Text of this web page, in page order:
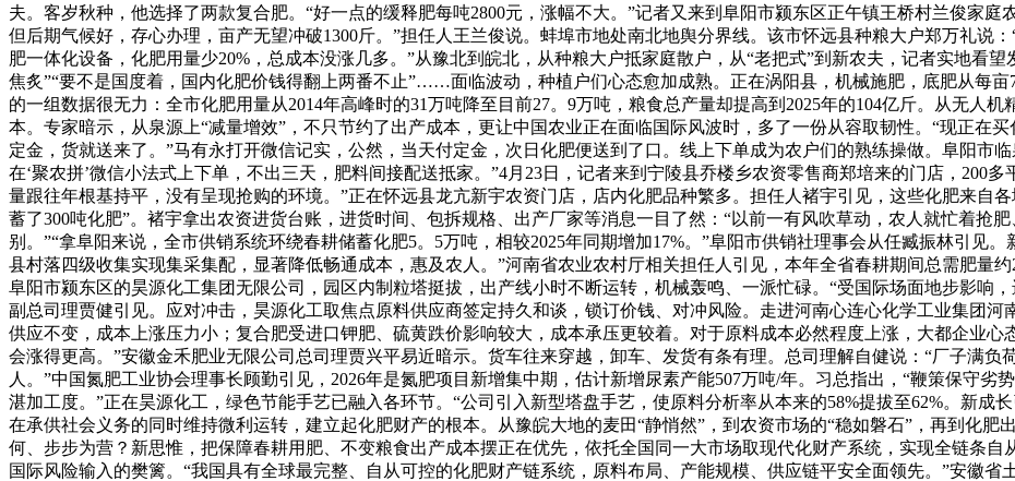
夫。客岁秋种，他选择了两款复合肥。“好一点的缓释肥每吨2800元，涨幅不大。”记者又来到阜阳市颍东区正午镇王桥村兰俊家庭
但后期气候好，存心办理，亩产无望冲破1300斤。”担任人王兰俊说。蚌埠市地处南北地舆分界线。该市怀远县种粮大户郑万礼说
肥一体化设备，化肥用量少20%，总成本没涨几多。”从豫北到皖北，从种粮大户抵家庭散户，从“老把式”到新农夫，记者实地看
焦炙”“要不是国度着，国内化肥价钱得翻上两番不止”……面临波动，种植户们心态愈加成熟。正在涡阳县，机械施肥，底肥从每
的一组数据很无力：全市化肥用量从2014年高峰时的31万吨降至目前27。9万吨，粮食总产量却提高到2025年的104亿斤。从无人
本。专家暗示，从泉源上“减量增效”，不只节约了出产成本，更让中国农业正在面临国际风波时，多了一份从容取韧性。“现正在
定金，货就送来了。”马有永打开微信记实，公然，当天付定金，次日化肥便送到了口。线上下单成为农户们的熟练操做。阜阳市
在‘聚农拼’微信小法式上下单，不出三天，肥料间接配送抵家。”4月23日，记者来到宁陵县乔楼乡农资零售商郑培来的门店，200
量跟往年根基持平，没有呈现抢购的环境。”正在怀远县龙亢新宇农资门店，店内化肥品种繁多。担任人褚宇引见，这些化肥来自
蓄了300吨化肥”。褚宇拿出农资进货台账，进货时间、包拆规格、出产厂家等消息一目了然：“以前一有风吹草动，农人就忙着抢
别。”“拿阜阳来说，全市供销系统环绕春耕储蓄化肥5。5万吨，相较2025年同期增加17%。”阜阳市供销社理事会从任臧振林引见
县村落四级收集实现集采集配，显著降低畅通成本，惠及农人。”河南省农业农村厅相关担任人引见，本年全省春耕期间总需肥量
阜阳市颍东区的昊源化工集团无限公司，园区内制粒塔挺拔，出产线小时不断运转，机械轰鸣、一派忙碌。“受国际场面地步影响
副总司理贾健引见。应对冲击，昊源化工取焦点原料供应商签定持久和谈，锁订价钱、对冲风险。走进河南心连心化学工业集团
供应不变，成本上涨压力小；复合肥受进口钾肥、硫黄跌价影响较大，成本承压更较着。对于原料成本必然程度上涨，大都企业
会涨得更高。”安徽金禾肥业无限公司总司理贾兴平易近暗示。货车往来穿越，卸车、发货有条有理。总司理解自健说：“厂子满
人。”中国氮肥工业协会理事长顾勤引见，2026年是氮肥项目新增集中期，估计新增尿素产能507万吨/年。习总指出，“鞭策保守
湛加工度。”正在昊源化工，绿色节能手艺已融入各环节。“公司引入新型塔盘手艺，使原料分析率从本来的58%提拔至62%。新成
在承供社会义务的同时维持微利运转，建立起化肥财产的根本。从豫皖大地的麦田“静悄然”，到农资市场的“稳如磐石”，再到化肥
何、步步为营？新思惟，把保障春耕用肥、不变粮食出产成本摆正在优先，依托全国同一大市场取现代化财产系统，实现全链条
国际风险输入的樊篱。“我国具有全球最完整、自从可控的化肥财产链系统，原料布局、产能规模、供应链平安全面领先。”安徽省